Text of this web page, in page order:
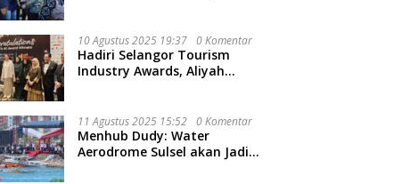
10 Agustus 2025 19:37 0 Komentar
Hadiri Selangor Tourism
Industry Awards, Aliyah
11 Agustus 2025 15:52 0 Komentar
Menhub Dudy: Water
Aerodrome Sulsel akan Jadi